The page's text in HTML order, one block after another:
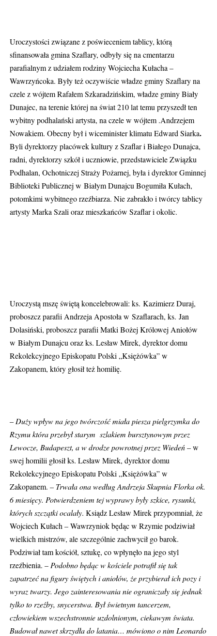
Uroczystości związane z poświeceniem tablicy, którą
sfinansowała gmina Szaflary, odbyły się na cmentarzu
parafialnym z udziałem rodziny Wojciecha Kułacha –
Wawrzyńcoka. Były też oczywiście władze gminy Szaflary na
czele z wójtem Rafałem Szkaradzińskim, władze gminy Biały
Dunajec, na terenie której na świat 210 lat temu przyszedł ten
wybitny podhalański artysta, na czele w wójtem .Andrzejem
Nowakiem. Obecny był i wiceminister klimatu Edward Siarka.
Byli dyrektorzy placówek kultury z Szaflar i Białego Dunajca,
radni, dyrektorzy szkół i uczniowie, przedstawiciele Związku
Podhalan, Ochotniczej Straży Pożarnej, była i dyrektor Gminnej
Biblioteki Publicznej w Białym Dunajcu Bogumiła Kułach,
potomkimi wybitnego rzeźbiarza. Nie zabrakło i twórcy tablicy
artysty Marka Szali oraz mieszkańców Szaflar i okolic.
Uroczystą mszę świętą koncelebrowali: ks. Kazimierz Duraj,
proboszcz parafii Andrzeja Apostoła w Szaflarach, ks. Jan
Dolasiński, proboszcz parafii Matki Bożej Królowej Aniołów
w Białym Dunajcu oraz ks. Lesław Mirek, dyrektor domu
Rekolekcyjnego Episkopatu Polski „Księżówka” w
Zakopanem, który głosił też homilię.
– Duży wpływ na jego twórczość miała piesza pielgrzymka do
Rzymu która przebył starym szlakiem bursztynowym przez
Lewocze, Budapeszt, a w drodze powrotnej przez Wiedeń– w
swej homilii głosił ks. Lesław Mirek, dyrektor domu
Rekolekcyjnego Episkopatu Polski „Księżówka” w
Zakopanem. – Trwała ona według Andrzeja Skupnia Florka ok.
6 miesięcy. Potwierdzeniem tej wyprawy były szkice, rysunki,
których szczątki ocalały. Ksiądz Lesław Mirek przypomniał, że
Wojciech Kułach – Wawrzyniok będąc w Rzymie podziwiał
wielkich mistrzów, ale szczególnie zachwycił go barok.
Podziwiał tam kościół, sztukę, co wpłynęło na jego styl
rzeźbienia. – Podobno będąc w kościele potrafił się tak
zapatrzeć na figury świętych i aniołów, że przybierał ich pozy i
wyraz twarzy. Jego zainteresowania nie ograniczały się jednak
tylko to rzeźby, snycerstwa. Był świetnym tancerzem,
człowiekiem wszechstronnie uzdolnionym, ciekawym świata.
Budował nawet skrzydła do latania… mówiono o nim Leonardo